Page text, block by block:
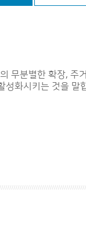
무분별한 확장, 주
성화시키는 것을